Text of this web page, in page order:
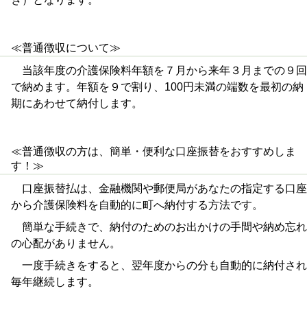
≪普通徴収について≫
当該年度の介護保険料年額を７月から来年３月までの９回
で納めます。年額を９で割り、100円未満の端数を最初の納
期にあわせて納付します。
≪普通徴収の方は、簡単・便利な口座振替をおすすめしま
す！≫
口座振替払は、金融機関や郵便局があなたの指定する口座
から介護保険料を自動的に町へ納付する方法です。
簡単な手続きで、納付のためのお出かけの手間や納め忘れ
の心配がありません。
一度手続きをすると、翌年度からの分も自動的に納付され
毎年継続します。